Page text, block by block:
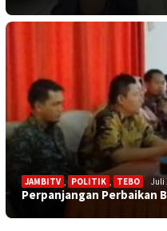
JAMBITV , POLITIK TEBO Juli
Perpanjangan Perbaikan